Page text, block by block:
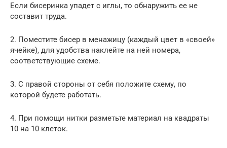
Если бисеринка упадет с иглы, то обнаружить ее не
составит труда.
2. Поместите бисер в менажицу (каждый цвет в «своей»
ячейке), для удобства наклейте на ней номера,
соответствующие схеме.
3. С правой стороны от себя положите схему, по
которой будете работать.
4. При помощи нитки разметьте материал на квадраты
10 на 10 клеток.